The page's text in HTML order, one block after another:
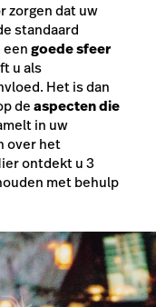
zorgen dat uw
standaard
eengoede sfeer
u als
Het is dan
deaspecten die
in uw
over het
ontdekt u 3
met behulp